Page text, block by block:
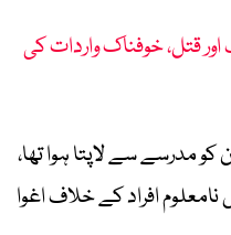
قتل، خوفناک واردات کی
مطابق طالبعلم 28 جون کو مدرسے سے لاپتا ہوا تھا،
افراد کے خلاف اغوا